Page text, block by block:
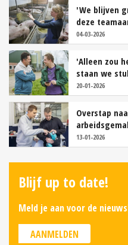
'We blijven
deze
04-03-2026
'Alleen zou
staan we
20-01-2026
Overstap
13-01-2026
Blijf up to date!
Meld je aan voor de
AANMELDEN